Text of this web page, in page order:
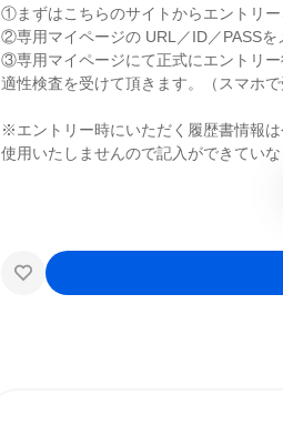
①まずはこちらのサイトからエントリー
②専用マイページの URL／ID／PASSを
③専用マイページにて正式にエントリー
適性検査を受けて頂きます。（スマホ
※エントリー時にいただく履歴書情報
使用いたしませんので記入ができていな